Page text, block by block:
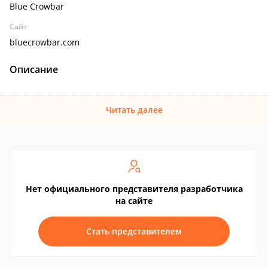
Blue Crowbar
Сайт
bluecrowbar.com
Описание
Читать далее
Нет официального представителя разработчика
на сайте
Стать представителем